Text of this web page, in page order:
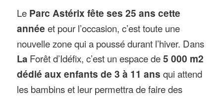
Le Parc Astérix fête ses 25 ans cette
année et pour l’occasion, c’est toute une
nouvelle zone qui a poussé durant l’hiver. Dans
La Forêt d’Idéfix, c’est un espace de5 000 m2
dédié aux enfants de 3 à 11 ansqui attend
les bambins et leur permettra de faire des